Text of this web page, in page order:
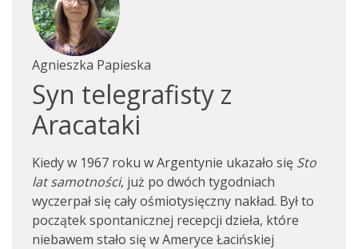
Agnieszka Papieska
Syn telegrafisty z
Aracataki
Kiedy w 1967 roku w Argentynie ukazało się Sto
lat samotności, już po dwóch tygodniach
wyczerpał się cały ośmiotysięczny nakład. Był to
początek spontanicznej recepcji dzieła, które
niebawem stało się w Ameryce Łacińskiej